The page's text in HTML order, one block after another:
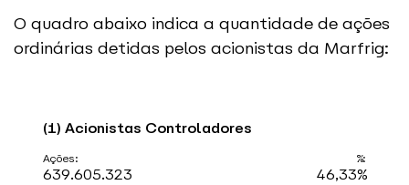
O quadro abaixo indica a quantidade de ações
ordinárias detidas pelos acionistas da Marfrig:
(1) Acionistas Controladores
639.605.323 46,33%